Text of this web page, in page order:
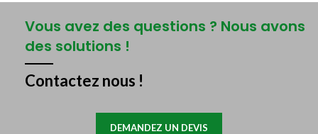
Vous avez des questions ? Nous avons
des solutions !
Contactez nous !
DEMANDEZ UN DEVIS